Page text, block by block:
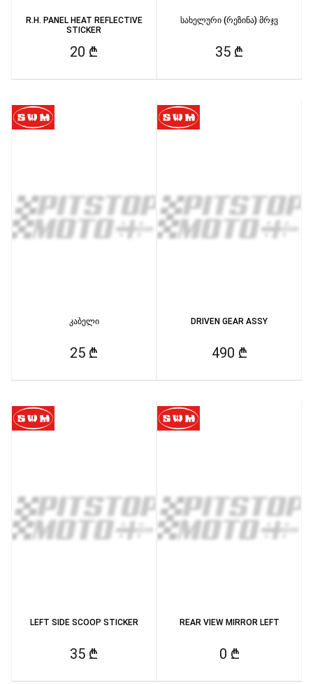
R.H. PANEL HEAT REFLECTIVE
STICKER
20 ₾
სახელური (რეზინა) მრჯვ
35 ₾
კაბელი
25 ₾
DRIVEN GEAR ASSY
490 ₾
LEFT SIDE SCOOP STICKER
35 ₾
REAR VIEW MIRROR LEFT
0 ₾